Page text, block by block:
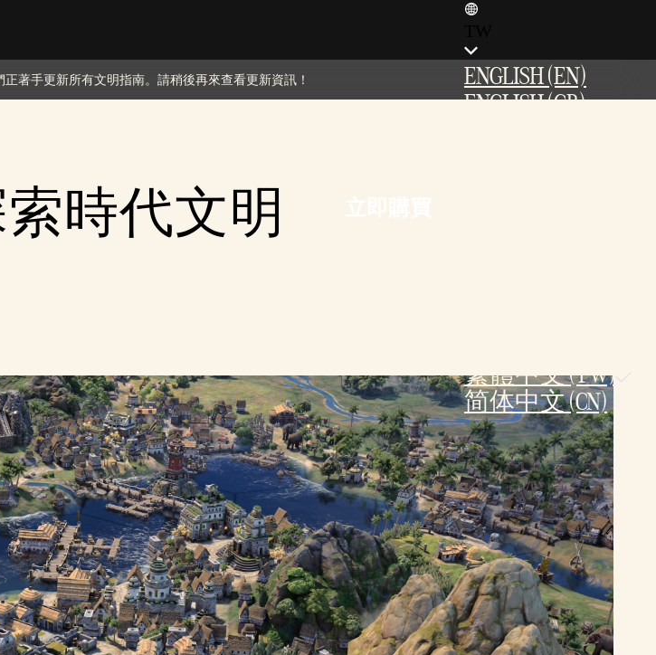
ENGLISH (EN)
ENGLISH (GB)
繁體中文 (TW)
简体中文 (CN)
著手更新所有文明指南。請稍後再來查看更新資訊！
時代文明